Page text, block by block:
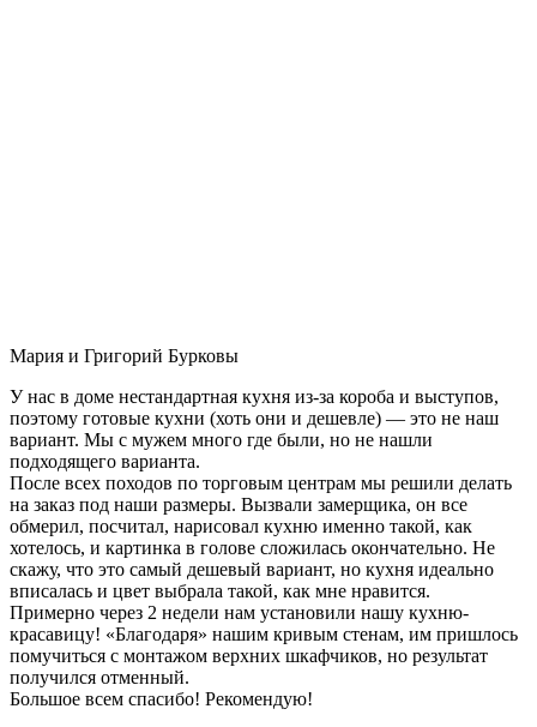
Мария и Григорий Бурковы
У нас в доме нестандартная кухня из-за короба и выступов,
поэтому готовые кухни (хоть они и дешевле) — это не наш
вариант. Мы с мужем много где были, но не нашли
подходящего варианта.
После всех походов по торговым центрам мы решили делать
на заказ под наши размеры. Вызвали замерщика, он все
обмерил, посчитал, нарисовал кухню именно такой, как
хотелось, и картинка в голове сложилась окончательно. Не
скажу, что это самый дешевый вариант, но кухня идеально
вписалась и цвет выбрала такой, как мне нравится.
Примерно через 2 недели нам установили нашу кухню-
красавицу! «Благодаря» нашим кривым стенам, им пришлось
помучиться с монтажом верхних шкафчиков, но результат
получился отменный.
Большое всем спасибо! Рекомендую!